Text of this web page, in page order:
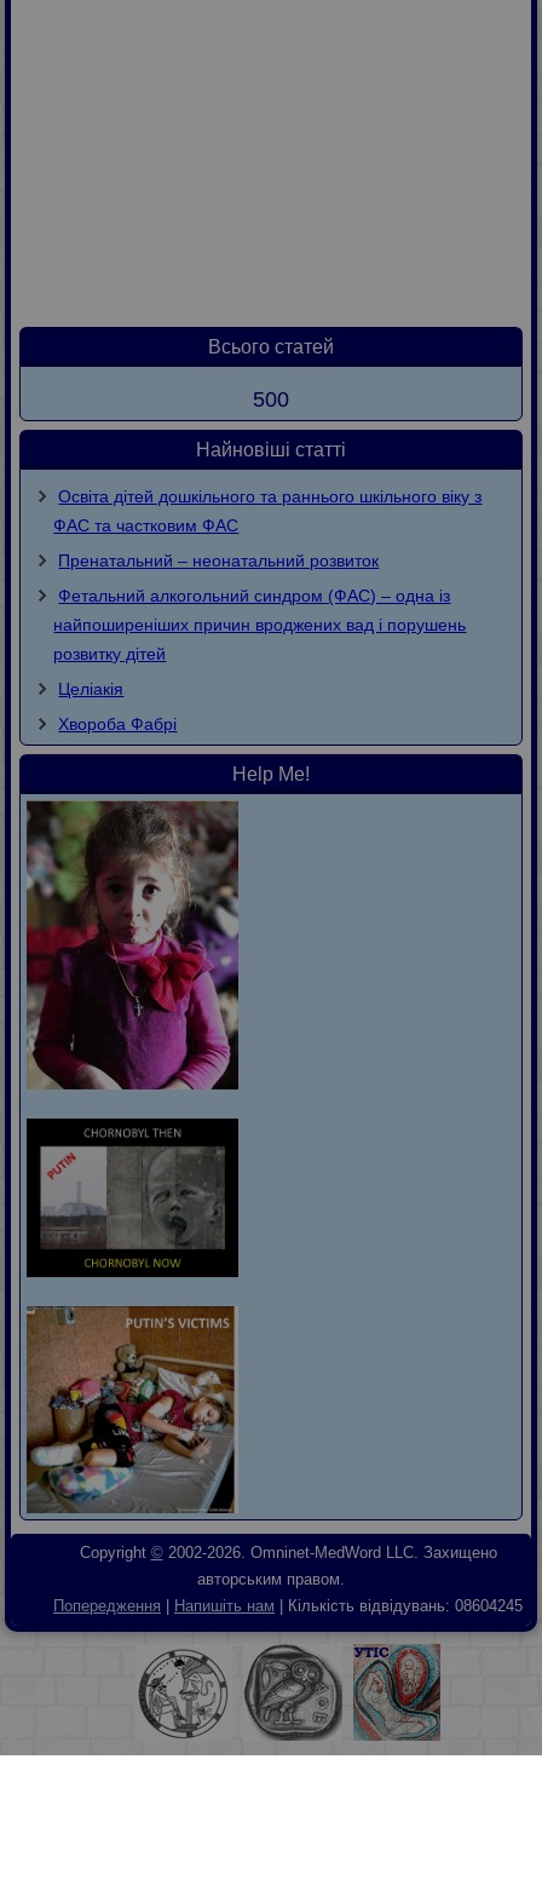
Всього статей
500
Найновіші статті
Освіта дітей дошкільного та раннього шкільного віку з
ФАС та частковим ФАС
Пренатальний – неонатальний розвиток
Фетальний алкогольний синдром (ФАС) – одна із
найпоширеніших причин вроджених вад і порушень
розвитку дітей
Целіакія
Хвороба Фaбpi
Help Me!
Copyright ©2002-2026. Omninet-MedWord LLC. Захищено
авторським правом.
Попередження
Напишіть нам | Кількість відвідувань: 08604245